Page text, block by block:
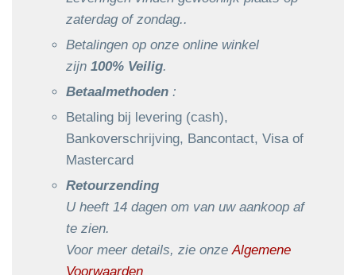
zaterdag of zondag..
Betalingen op onze online winkel
zijn 100% Veilig.
Betaalmethoden :
Betaling bij levering (cash),
Bankoverschrijving, Bancontact, Visa of
Mastercard
Retourzending
U heeft 14 dagen om van uw aankoop af
te zien.
Voor meer details, zie onze Algemene
Voorwaarden